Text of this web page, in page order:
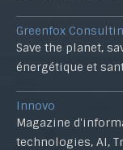
Greenfox
Save the planet,
énergétique et
Innovo
Magazine
technologies, AI,